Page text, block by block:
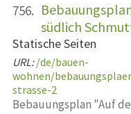
756.
südlich
Statische Seiten
URL: /de/bauen-
wohnen/
strasse-2
Bebauungsplan "Auf